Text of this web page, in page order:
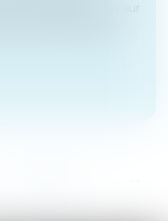
et des finances sur
droit de reprise de